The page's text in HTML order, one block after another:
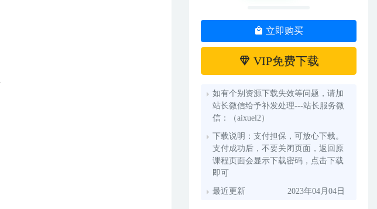
立即购买
VIP免费下载
如有个别资源下载失效等问题，请加
站长微信给予补发处理---站长服务微
信：（aixuel2）
下载说明：支付担保，可放心下载。
支付成功后，不要关闭页面，返回原
课程页面会显示下载密码，点击下载
即可
最近更新 2023年04月04日